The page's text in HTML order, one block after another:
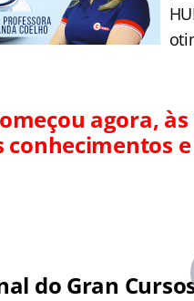
agora,
conhecimentos
do Gran